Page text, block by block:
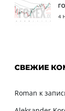
4
СВЕЖИЕ
Roman к